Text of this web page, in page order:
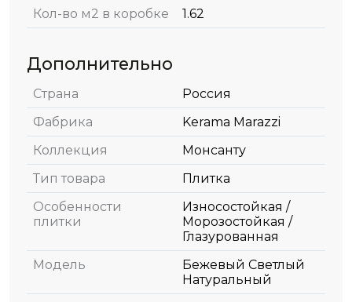
Кол-во м2 в коробке 1.62
Дополнительно
Страна
Россия
Фабрика
Kerama Marazzi
Коллекция
Монсанту
Тип товара
Плитка
Особенности
плитки
Износостойкая /
Морозостойкая /
Глазурованная
Модель
Бежевый Светлый
Натуральный